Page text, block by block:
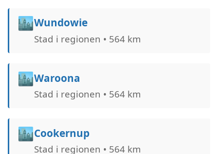
🏙️Wundowie
Stad i regionen • 564 km
🏙️Waroona
Stad i regionen • 564 km
🏙️Cookernup
Stad i regionen • 564 km